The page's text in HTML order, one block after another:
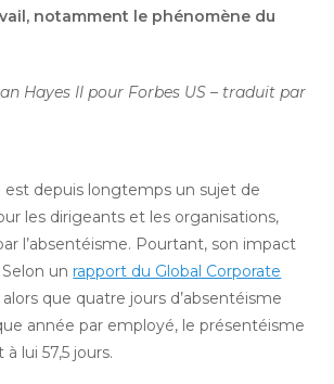
notamment le phénomène du
Hayes II pour Forbes US – traduit par
est depuis longtemps un sujet de
les dirigeants et les organisations,
l’absentéisme. Pourtant, son impact
un rapport du Global Corporate
alors que quatre jours d’absentéisme
année par employé, le présentéisme
lui 57,5 jours.